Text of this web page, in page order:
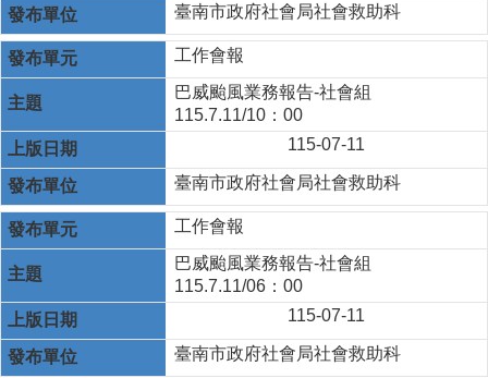
臺南市政府社會局社會救助科
工作會報
巴威颱風業務報告-社會組
115.7.11/10：00
115-07-11
臺南市政府社會局社會救助科
工作會報
巴威颱風業務報告-社會組
115.7.11/06：00
115-07-11
臺南市政府社會局社會救助科